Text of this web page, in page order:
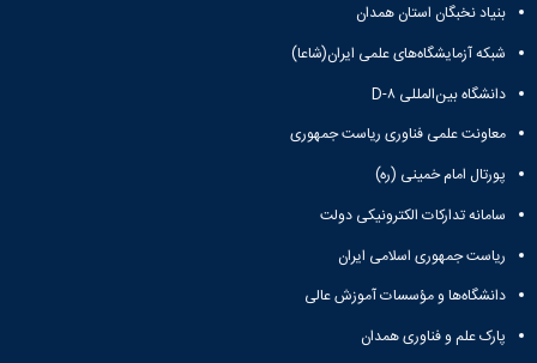
بنیاد نخبگان استان همدان
شبکه آزمایشگاه‌های علمی ایران(شاعا)
دانشگاه بین‌المللی D-۸
معاونت علمی فناوری ریاست جمهوری
پورتال امام خمینی (ره)
سامانه تدارکات الکترونیکی دولت
ریاست جمهوری اسلامی ایران
دانشگاه‌ها و مؤسسات آموزش عالی
پارک علم و فناوری همدان